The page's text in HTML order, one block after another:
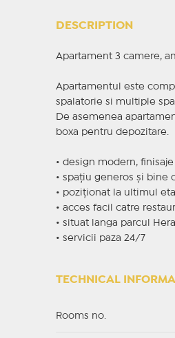
DESCRIPTION
Apartament 3 camere,
Apartamentul este
spalatorie si multiple
De asemenea
boxa pentru depozitare.
• design modern,
• spațiu generos și bine
• poziționat la ultimul
• acces facil catre
• situat langa parcul
• servicii paza 24/7
TECHNICAL
Rooms no.